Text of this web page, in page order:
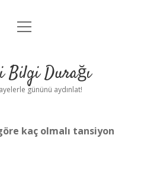
Anasayfa
Yasal Uyarı
menüyü
Bilgi Durağı
gününü aydınlat!
kaç olmalı tansiyon